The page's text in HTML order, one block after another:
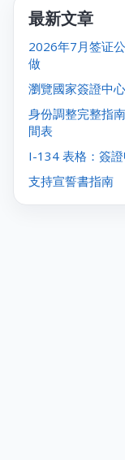
最新文章
2026年7月签证
做
瀏覽國家簽證中
身份調整完整指
間表
I-134 表格：簽
支持宣誓書指南